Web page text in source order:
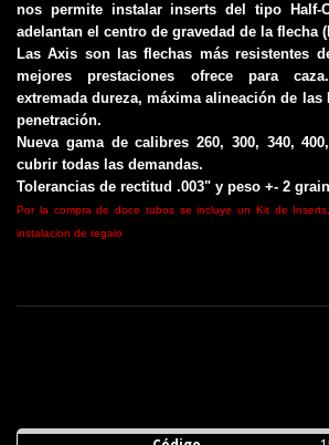
nos permite instalar inserts del tipo Half-
adelantan el centro de gravedad de la flecha
Las Axis son las flechas más resistentes
mejores prestaciones ofrece para
extremada dureza, máxima alineación de las
penetración.
Nueva gama de calibres 260, 300, 340,
cubrir todas las demandas.
Tolerancias de rectitud .003" y peso +- 2
Por la compra de doce tubos se incluye un Kit de
instalacion de regalo